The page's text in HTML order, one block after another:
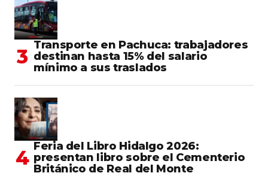
Transporte en Pachuca: trabajadores
destinan hasta 15% del salario
mínimo a sus traslados
Feria del Libro Hidalgo 2026:
presentan libro sobre el Cementerio
Británico de Real del Monte